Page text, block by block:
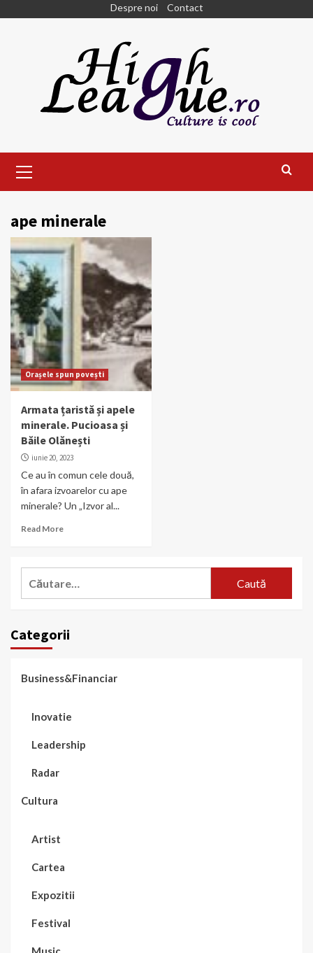
Despre noi Contact
Menu
ape minerale
Orașele spun povești
Armata țaristă și apele
minerale. Pucioasa și
Băile Olănești
iunie 20, 2023
Ce au în comun cele două,
în afara izvoarelor cu ape
minerale? Un „Izvor al...
Read More
Categorii
Business&Financiar
Inovatie
Leadership
Radar
Cultura
Artist
Cartea
Expozitii
Festival